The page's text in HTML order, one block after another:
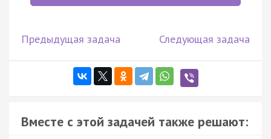
Предыдущая задача Следующая задача
Вместе с этой задачей также решают: